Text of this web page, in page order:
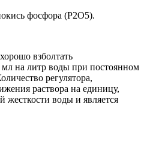
фосфора (P2O5).
взболтать
на литр воды при постоянном
регулятора,
раствора на единицу,
жесткости воды и является